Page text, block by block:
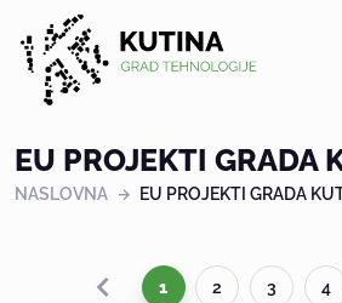
Kutina
EU PROJEKTI GRADA
NASLOVNA EU PROJEKTI GRADA
1 2 3 4